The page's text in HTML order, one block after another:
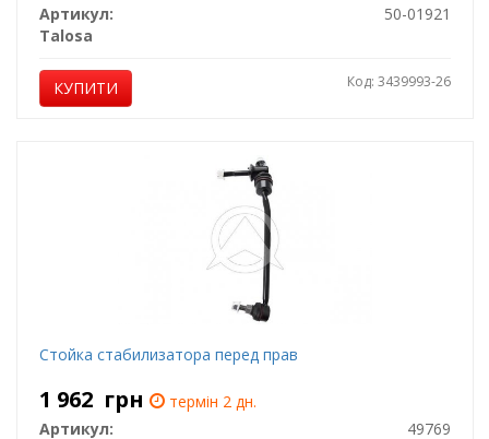
Артикул:
50-01921
Talosa
КУПИТИ Код: 3439993-26
Cтойка стабилизатора перед прав
1 962 грн
термін 2 дн.
Артикул:
49769